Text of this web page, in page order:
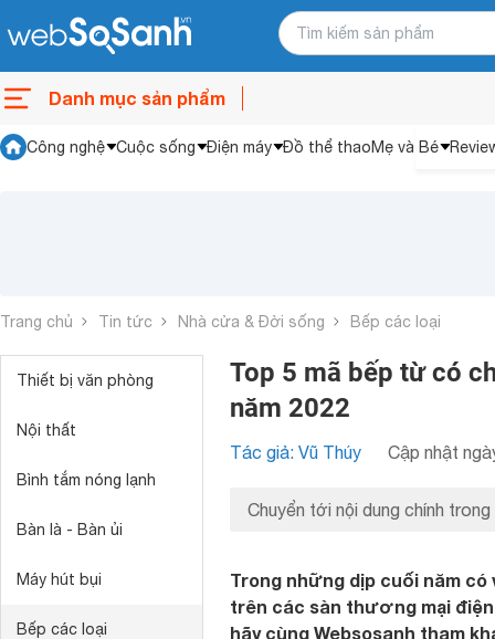
Danh mục sản phẩm
Công nghệ Cuộc sống Điện máy Đồ thể thaoMẹ và Bé
Trang chủ Tin tức Nhà cửa & Đời sống Bếp các loại
Thiết bị văn phòng
Nội thất
Bình tắm nóng lạnh
Bàn là - Bàn ủi
Máy hút bụi
Bếp các loại
Top 5 mã bếp từ có
năm 2022
Tác giả: Vũ Thúy Cập nhật
Chuyển tới nội dung chính trong
Trong những dịp cuối năm có
trên các sàn thương mại
hãy cùng Websosanh tham